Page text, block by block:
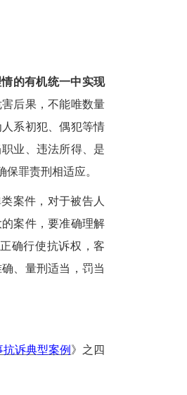
的有机统一中实现
后果，不能唯数量
系初犯、偶犯等情
业、违法所得、是
罪责刑相适应。
案件，对于被告人
案件，要准确理解
确行使抗诉权，客
、量刑适当，罚当
诉典型案例 》之四